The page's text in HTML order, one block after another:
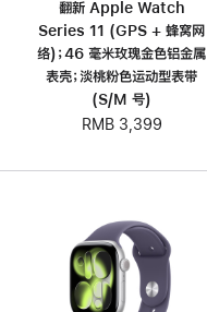
翻新 Apple Watch
Series 11 (GPS + 蜂窝网
络)；46 毫米玫瑰金色铝金属
表壳；淡桃粉色运动型表带
(S/M 号)
RMB 3,399